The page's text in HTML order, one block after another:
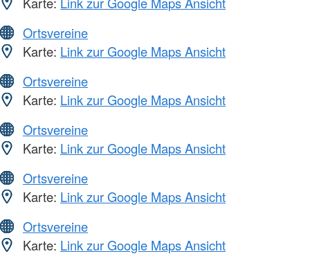
Ortsvereine
Karte: Link zur Google Maps Ansicht
Ortsvereine
Karte: Link zur Google Maps Ansicht
Ortsvereine
Karte: Link zur Google Maps Ansicht
Ortsvereine
Karte: Link zur Google Maps Ansicht
Ortsvereine
Karte: Link zur Google Maps Ansicht